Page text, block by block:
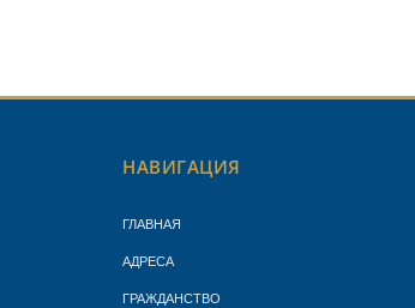
НАВИГАЦИЯ
ГЛАВНАЯ
АДРЕСА
ГРАЖДАНСТВО